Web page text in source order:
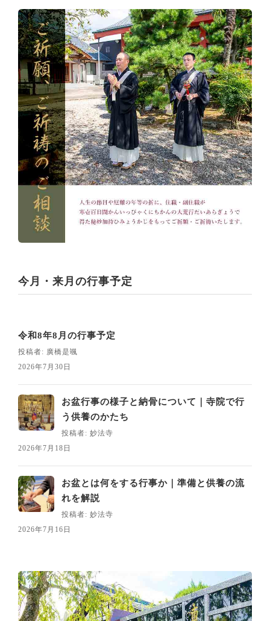
今月・来月の行事予定
令和8年8月の行事予定
投稿者: 廣橋是颯
2026年7月30日
お盆行事の様子と納骨について｜寺院で行
う供養のかたち
投稿者: 妙法寺
2026年7月18日
お盆とは何をする行事か｜準備と供養の流
れを解説
投稿者: 妙法寺
2026年7月16日